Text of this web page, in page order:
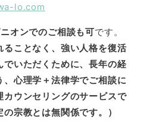
lo.com
オンでのご相談も可です。
ることなく、強い人格を復活
でいただくために、長年の経
心理学＋法律学でご相談に
カウンセリングのサービスで
宗教とは無関係です。）